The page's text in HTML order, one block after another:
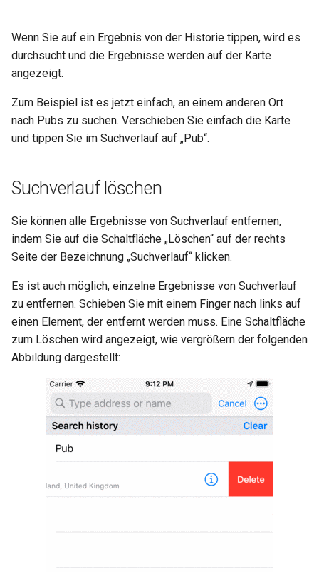
Wenn Sie auf ein Ergebnis von der Historie tippen, wird es
durchsucht und die Ergebnisse werden auf der Karte
angezeigt.
Zum Beispiel ist es jetzt einfach, an einem anderen Ort
nach Pubs zu suchen. Verschieben Sie einfach die Karte
und tippen Sie im Suchverlauf auf „Pub“.
Suchverlauf löschen
Sie können alle Ergebnisse von Suchverlauf entfernen,
indem Sie auf die Schaltfläche „Löschen“ auf der rechts
Seite der Bezeichnung „Suchverlauf“ klicken.
Es ist auch möglich, einzelne Ergebnisse von Suchverlauf
zu entfernen. Schieben Sie mit einem Finger nach links auf
einen Element, der entfernt werden muss. Eine Schaltfläche
zum Löschen wird angezeigt, wie vergrößern der folgenden
Abbildung dargestellt: